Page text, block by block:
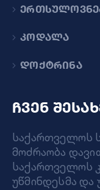
კოდალა
დოქტრინა
ჩვენ
საქართველოს
მოძრაობა
საქართველოს
უწმინდესმა და